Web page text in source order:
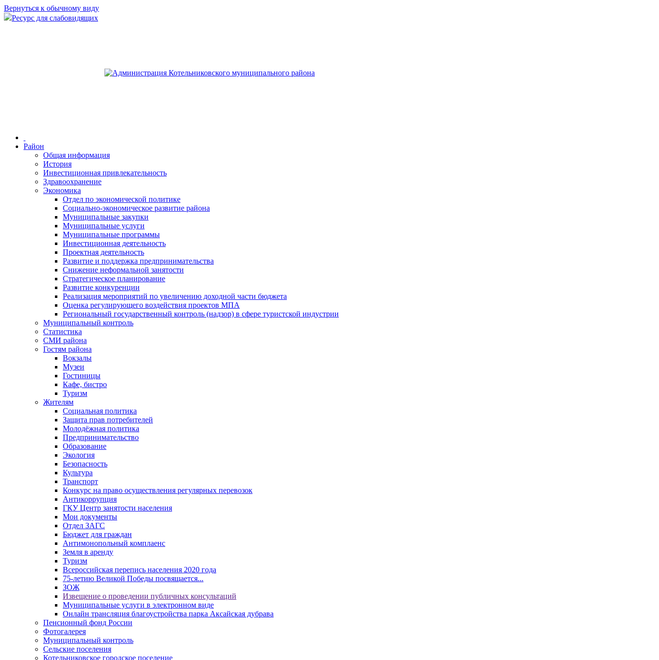
Вернуться к обычному виду
Ресурс для слабовидящих
Район
Общая информация
История
Инвестиционная привлекательность
Здравоохранение
Экономика
Отдел по экономической политике
Социально-экономическое развитие района
Муниципальные закупки
Муниципальные услуги
Муниципальные программы
Инвестиционная деятельность
Проектная деятельность
Развитие и поддержка предпринимательства
Снижение неформальной занятости
Стратегическое планирование
Развитие конкуренции
Реализация мероприятий по увеличению доходной части бюджета
Оценка регулирующего воздействия проектов МПА
Региональный государственный контроль (надзор) в сфере туристской индустрии
Муниципальный контроль
Статистика
СМИ района
Гостям района
Вокзалы
Музеи
Гостиницы
Кафе, бистро
Туризм
Жителям
Социальная политика
Защита прав потребителей
Молодёжная политика
Предпринимательство
Образование
Экология
Безопасность
Культура
Транспорт
Конкурс на право осуществления регулярных перевозок
Антикоррупция
ГКУ Центр занятости населения
Мои документы
Отдел ЗАГС
Бюджет для граждан
Антимонопольный комплаенс
Земля в аренду
Туризм
Всероссийская перепись населения 2020 года
75-летию Великой Победы посвящается...
ЗОЖ
Извещение о проведении публичных консультаций
Муниципальные услуги в электронном виде
Онлайн трансляция благоустройства парка Аксайская дубрава
Пенсионный фонд России
Фотогалерея
Муниципальный контроль
Сельские поселения
Котельниковское городское поселение